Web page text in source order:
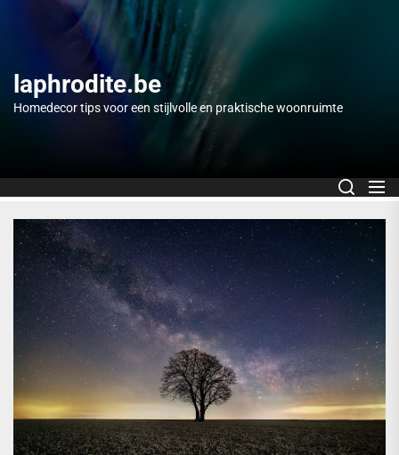
content
laphrodite.be
Homedecor tips voor een stijlvolle en praktische woonruimte